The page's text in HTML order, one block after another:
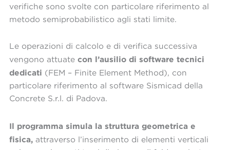
verifiche sono svolte con particolare riferimento al
metodo semiprobabilistico agli stati limite.
Le operazioni di calcolo e di verifica successiva
vengono attuatecon l’ausilio di software tecnici
dedicati (FEM – Finite Element Method), con
particolare riferimento al software Sismicad della
Concrete S.r.l. di Padova.
Il programma simula la struttura geometrica e
fisica, attraverso l’inserimento di elementi verticali